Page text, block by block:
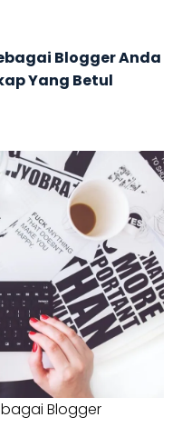
Blogger Anda
Yang Betul
Blogger